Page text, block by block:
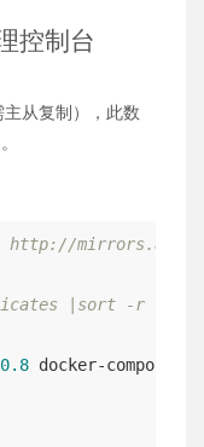
控制台
从复制），此数
http://
|sort -r
.8 docker-compose